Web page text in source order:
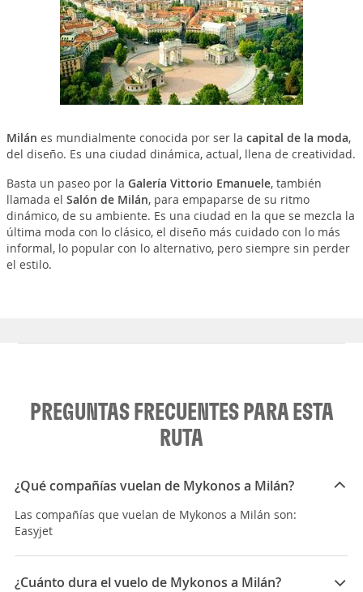
Milán es mundialmente conocida por ser la capital de la moda,
del diseño. Es una ciudad dinámica, actual, llena de creatividad.
Basta un paseo por la Galería Vittorio Emanuele, también
llamada el Salón de Milán, para empaparse de su ritmo
dinámico, de su ambiente. Es una ciudad en la que se mezcla la
última moda con lo clásico, el diseño más cuidado con lo más
informal, lo popular con lo alternativo, pero siempre sin perder
el estilo.
PREGUNTAS FRECUENTES PARA ESTA
RUTA
¿Qué compañías vuelan de Mykonos a Milán?
Las compañías que vuelan de Mykonos a Milán son:
Easyjet
¿Cuánto dura el vuelo de Mykonos a Milán?